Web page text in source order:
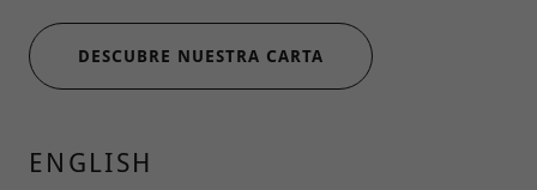
DESCUBRE NUESTRA CARTA
ENGLISH